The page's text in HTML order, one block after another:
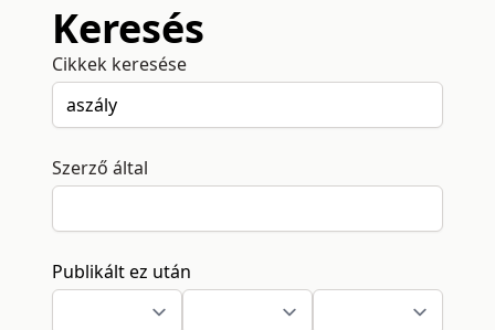
Keresés
Cikkek keresése
Szerző által
Publikált ez után